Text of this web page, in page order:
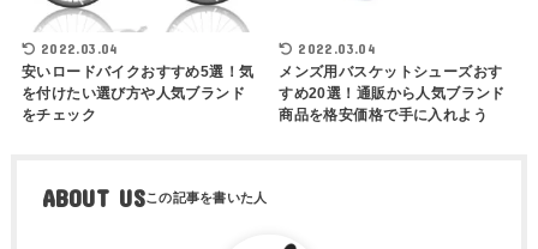
2022.03.04
安いロードバイクおすすめ5選！気
を付けたい選び方や人気ブランド
をチェック
2022.03.04
メンズ用バスケットシューズおす
すめ20選！通販から人気ブランド
商品を格安価格で手に入れよう
ABOUT US